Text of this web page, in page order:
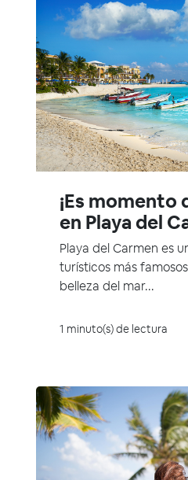
¡Es momento
en Playa del
Playa del Carmen es
turísticos más
belleza del mar...
1 minuto(s) de lectura